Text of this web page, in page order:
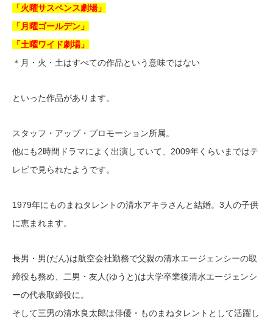
「火曜サスペンス劇場」
「月曜ゴールデン」
「土曜ワイド劇場」
＊月・火・土はすべての作品という意味ではない
といった作品があります。
スタッフ・アップ・プロモーション所属。
他にも2時間ドラマによく出演していて、2009年くらいまではテ
レビで見られたようです。
1979年にものまねタレントの清水アキラさんと結婚。3人の子供
に恵まれます。
長男・男(だん)は航空会社勤務で父親の清水エージェンシーの取
締役も務め、二男・友人(ゆうと)は大学卒業後清水エージェンシ
ーの代表取締役に。
そして三男の清水良太郎は俳優・ものまねタレントとして活躍し